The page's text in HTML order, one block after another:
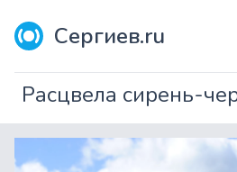
Сергиев.ru
Расцвела сирень-